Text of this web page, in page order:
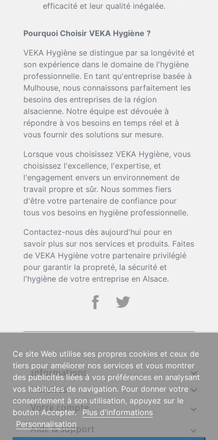
efficacité et leur qualité inégalée.
Pourquoi Choisir VEKA Hygiène ?
VEKA Hygiène se distingue par sa longévité et
son expérience dans le domaine de l'hygiène
professionnelle. En tant qu'entreprise basée à
Mulhouse, nous connaissons parfaitement les
besoins des entreprises de la région
alsacienne. Notre équipe est dévouée à
répondre à vos besoins en temps réel et à
vous fournir des solutions sur mesure.
Lorsque vous choisissez VEKA Hygiène, vous
choisissez l'excellence, l'expertise, et
l'engagement envers un environnement de
travail propre et sûr. Nous sommes fiers
d'être votre partenaire de confiance pour
tous vos besoins en hygiène professionnelle.
Contactez-nous dès aujourd'hui pour en
savoir plus sur nos services et produits. Faites
de VEKA Hygiène votre partenaire privilégié
pour garantir la propreté, la sécurité et
l'hygiène de votre entreprise en Alsace.
Informations 
Horaires 
Votre compte
Aide & support
Ce site Web utilise ses propres cookies et ceux de
tiers pour améliorer nos services et vous montrer
des publicités liées à vos préférences en analysant
vos habitudes de navigation. Pour donner votre
consentement à son utilisation, appuyez sur le
bouton Accepter. Plus d'informations
Personnalisation